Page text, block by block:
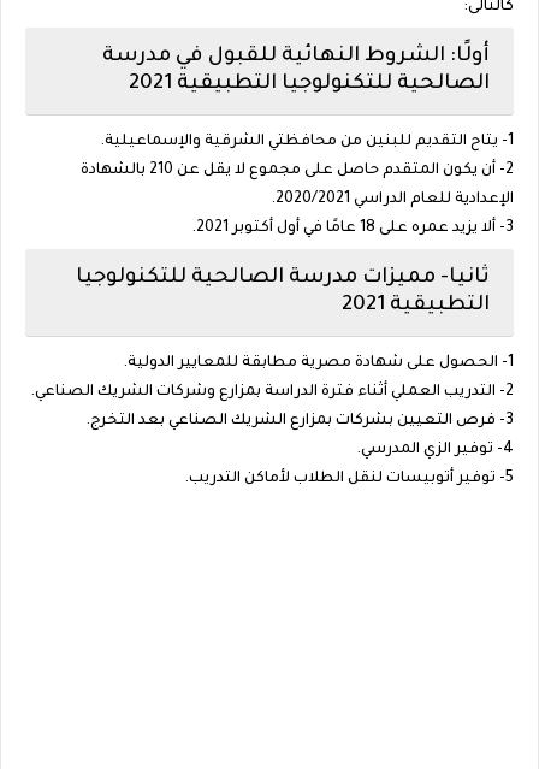
كالتالى:
أولًا: الشروط النهائية للقبول في مدرسة
الصالحية للتكنولوجيا التطبيقية 2021
1- يتاح التقديم للبنين من محافظتي الشرقية والإسماعيلية.
2- أن يكون المتقدم حاصل على مجموع لا يقل عن 210 بالشهادة
الإعدادية للعام الدراسي 2020/2021.
3- ألا يزيد عمره على 18 عامًا في أول أكتوبر 2021.
ثانيا- مميزات مدرسة الصالحية للتكنولوجيا
التطبيقية 2021
1- الحصول على شهادة مصرية مطابقة للمعايير الدولية.
2- التدريب العملي أثناء فترة الدراسة بمزارع وشركات الشريك الصناعي.
3- فرص التعيين بشركات بمزارع الشريك الصناعي بعد التخرج.
4- توفير الزي المدرسي.
5- توفير أتوبيسات لنقل الطلاب لأماكن التدريب.